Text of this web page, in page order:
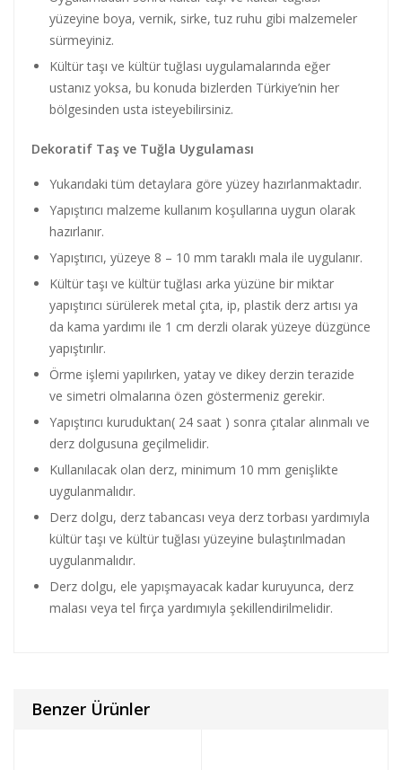
yüzeyine boya, vernik, sirke, tuz ruhu gibi malzemeler
sürmeyiniz.
Kültür taşı ve kültür tuğlası uygulamalarında eğer
ustanız yoksa, bu konuda bizlerden Türkiye’nin her
bölgesinden usta isteyebilirsiniz.
Dekoratif Taş ve Tuğla Uygulaması
Yukarıdaki tüm detaylara göre yüzey hazırlanmaktadır.
Yapıştırıcı malzeme kullanım koşullarına uygun olarak
hazırlanır.
Yapıştırıcı, yüzeye 8 – 10 mm taraklı mala ile uygulanır.
Kültür taşı ve kültür tuğlası arka yüzüne bir miktar
yapıştırıcı sürülerek metal çıta, ip, plastik derz artısı ya
da kama yardımı ile 1 cm derzli olarak yüzeye düzgünce
yapıştırılır.
Örme işlemi yapılırken, yatay ve dikey derzin terazide
ve simetri olmalarına özen göstermeniz gerekir.
Yapıştırıcı kuruduktan( 24 saat ) sonra çıtalar alınmalı ve
derz dolgusuna geçilmelidir.
Kullanılacak olan derz, minimum 10 mm genişlikte
uygulanmalıdır.
Derz dolgu, derz tabancası veya derz torbası yardımıyla
kültür taşı ve kültür tuğlası yüzeyine bulaştırılmadan
uygulanmalıdır.
Derz dolgu, ele yapışmayacak kadar kuruyunca, derz
malası veya tel fırça yardımıyla şekillendirilmelidir.
Benzer Ürünler